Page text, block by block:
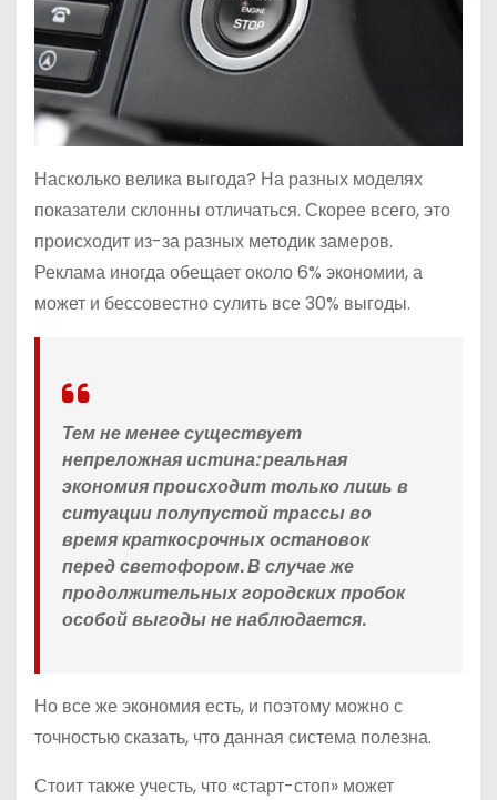
Насколько велика выгода? На разных моделях
показатели склонны отличаться. Скорее всего, это
происходит из-за разных методик замеров.
Реклама иногда обещает около 6% экономии, а
может и бессовестно сулить все 30% выгоды.
Тем не менее существует
непреложная истина: реальная
экономия происходит только лишь в
ситуации полупустой трассы во
время краткосрочных остановок
перед светофором. В случае же
продолжительных городских пробок
особой выгоды не наблюдается.
Но все же экономия есть, и поэтому можно с
точностью сказать, что данная система полезна.
Стоит также учесть, что «старт-стоп» может